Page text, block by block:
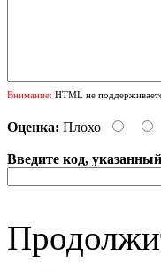
Внимание: HTML не
Оценка: Плохо
Введите код,